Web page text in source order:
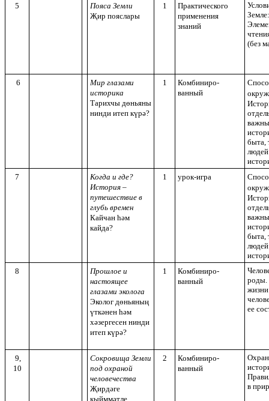
5
Пояса Земли
Җир пояслары
1
Практического
применения
знаний
(без
6
Мир глазами
историка
Тарихчы дөньяны
нинди итеп күрә?
1
Комбиниро-
ванный
быта,
7
Когда и где?
История –
путешествие в
глубь времен
Кайчан һәм
кайда?
1 урок-игра
быта,
8
Прошлое и
настоящее
глазами эколога
Эколог дөньяның
үткәнен һәм
хәзергесен нинди
итеп күрә?
1
Комбиниро-
ванный
роды.
ее
9,
10
Сокровища Земли
под охраной
человечества
Җирдәге
кыйммәтле
2
Комбиниро-
ванный
в